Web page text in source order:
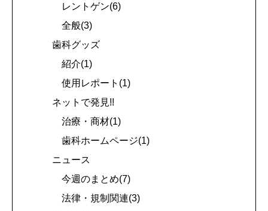
レントゲン(6)
全般(3)
歯科グッズ
紹介(1)
使用レポート(1)
ネットで発見!!
治療・商材(1)
歯科ホームページ(1)
ニュース
今週のまとめ(7)
法律・規制関連(3)